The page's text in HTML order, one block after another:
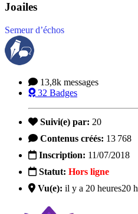
Joailes
Semeur d’échos
13,8k messages
32 Badges
Suivi(e) par: 20
Contenus créés: 13 768
Inscription: 11/07/2018
Statut: Hors ligne
Vu(e): il y a 20 heures20 h